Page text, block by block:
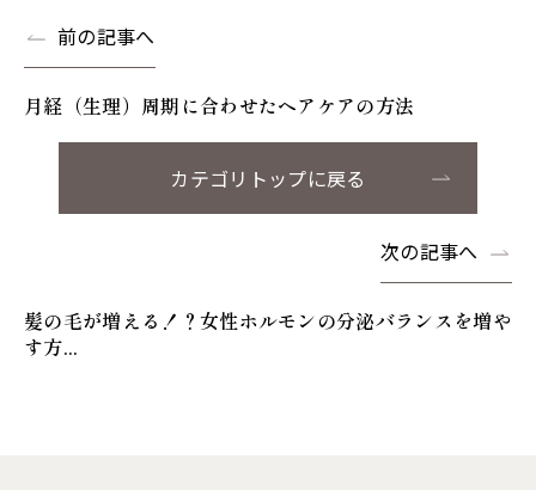
前の記事へ
月経（生理）周期に合わせたヘアケアの方法
カテゴリトップに戻る
次の記事へ
髪の毛が増える！？女性ホルモンの分泌バランスを増や
す方...